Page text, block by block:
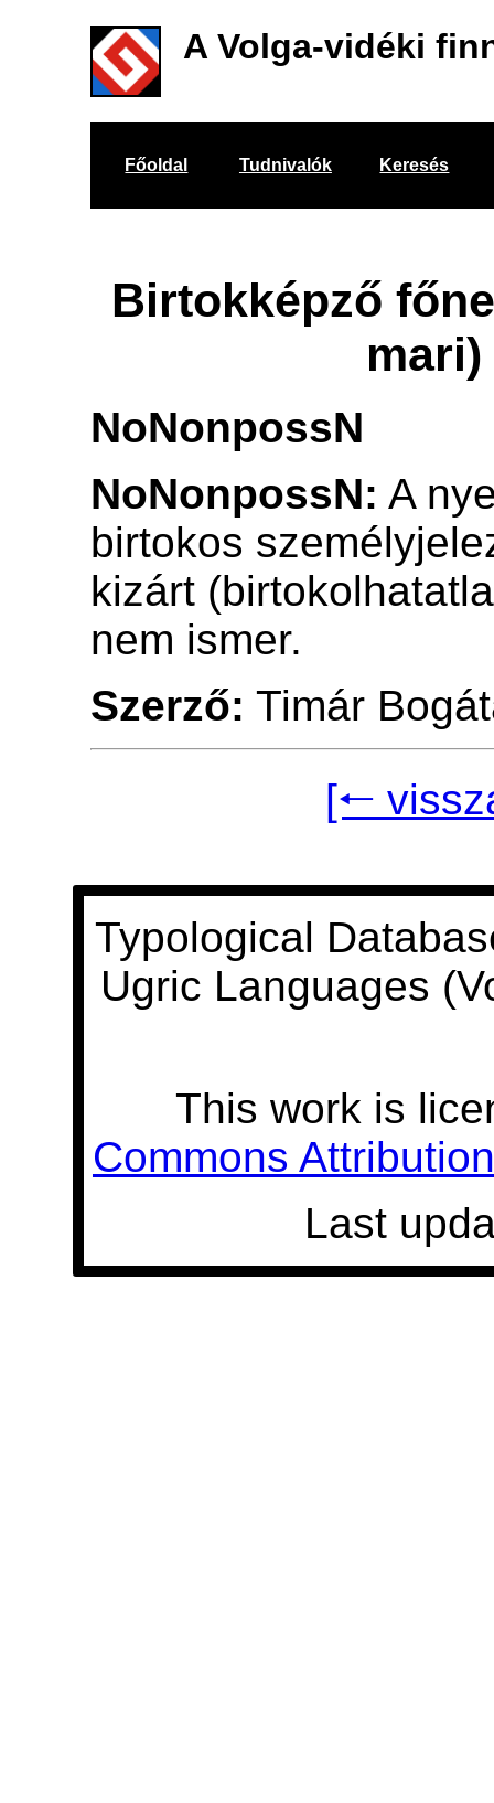
A Volga-vidéki
Főoldal Tudnivalók Keresés
Birtokképző
mari)
NoNonpossN
NoNonpossN: A
birtokos
kizárt
nem ismer.
Szerző: Timár
[🠐
Typological
Ugric Languages
This work is
Commons
Last